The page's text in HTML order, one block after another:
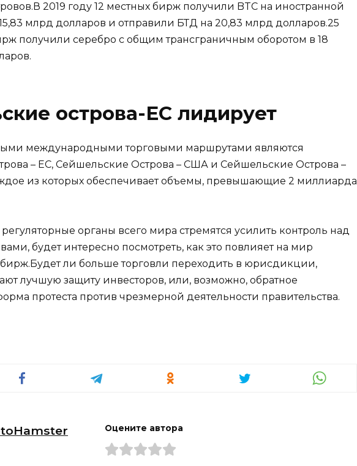
2019 году 12 местных бирж получили BTC на иностранной
млрд долларов и отправили БТД на 20,83 млрд долларов.25
получили серебро с общим трансграничным оборотом в 18
острова-ЕС лидирует
международными торговыми маршрутами являются
– ЕС, Сейшельские Острова – США и Сейшельские Острова –
из которых обеспечивает объемы, превышающие 2 миллиарда
регуляторные органы всего мира стремятся усилить контроль над
будет интересно посмотреть, как это повлияет на мир
ли больше торговли переходить в юрисдикции,
лучшую защиту инвесторов, или, возможно, обратное
протеста против чрезмерной деятельности правительства.
Оцените автора